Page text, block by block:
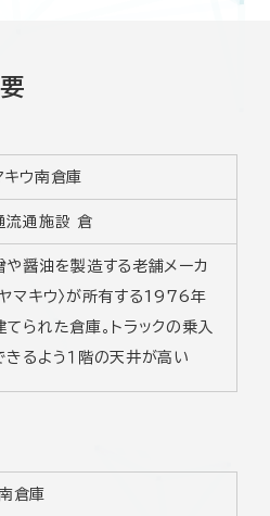
キウ南倉庫
流通施設 倉
や醤油を製造する老舗メーカ
ヤマキウ〉が所有する1976年
てられた倉庫。トラックの乗入
きるよう１階の天井が高い
倉庫